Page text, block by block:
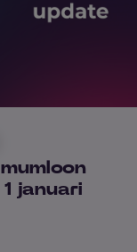
januari